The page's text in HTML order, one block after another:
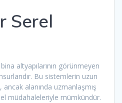
Serel
altyapılarının görünmeyen
Bu sistemlerin uzun
alanında uzmanlaşmış
müdahaleleriyle mümkündür.